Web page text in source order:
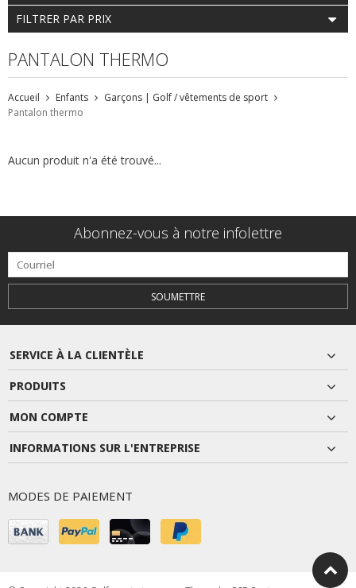
FILTRER PAR PRIX
PANTALON THERMO
Accueil Enfants
Garçons | Golf / vêtements de sport
Pantalon thermo
Aucun produit n'a été trouvé...
Abonnez-vous à notre infolettre
SOUMETTRE
SERVICE À LA CLIENTÈLE
PRODUITS
MON COMPTE
INFORMATIONS SUR L'ENTREPRISE
MODES DE PAIEMENT